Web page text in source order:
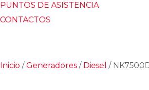
PUNTOS DE ASISTENCIA
CONTACTOS
Inicio /Generadores / Diesel /